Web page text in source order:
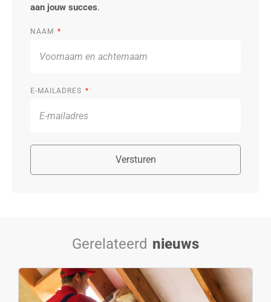
aan jouw succes.
NAAM
E-MAILADRES
Versturen
Gerelateerd nieuws